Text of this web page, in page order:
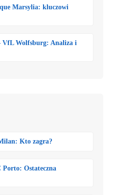
Marsylia: kluczowi
VfL Wolfsburg: Analiza i
Kto zagra?
Porto: Ostateczna